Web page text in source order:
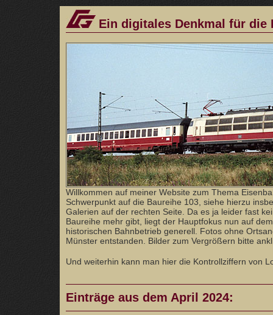
Ein digitales Denkmal für die
Willkommen auf meiner Website zum Thema
Schwerpunkt auf die Baureihe 103, siehe hierzu
Galerien auf der rechten Seite. Da es ja leider fast
Baureihe mehr gibt, liegt der Hauptfokus nun auf
historischen Bahnbetrieb generell. Fotos ohne
Münster entstanden. Bilder zum Vergrößern bitte
Und weiterhin kann man hier die Kontrollziffern von
Einträge aus dem April 2024: